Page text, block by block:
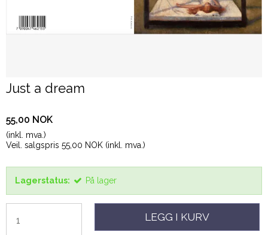
Just a dream
55,00 NOK
(inkl. mva.)
Veil. salgspris 55,00 NOK (inkl. mva.)
Lagerstatus: På lager
LEGG I KURV